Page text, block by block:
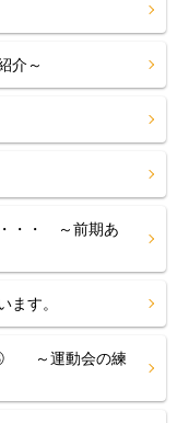
介～
・・ ～前期あ
ます。
～運動会の練